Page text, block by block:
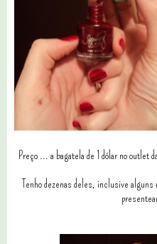
Preço ... a bagatela de 1 dólar no outlet
Tenho dezenas deles, inclusive alguns